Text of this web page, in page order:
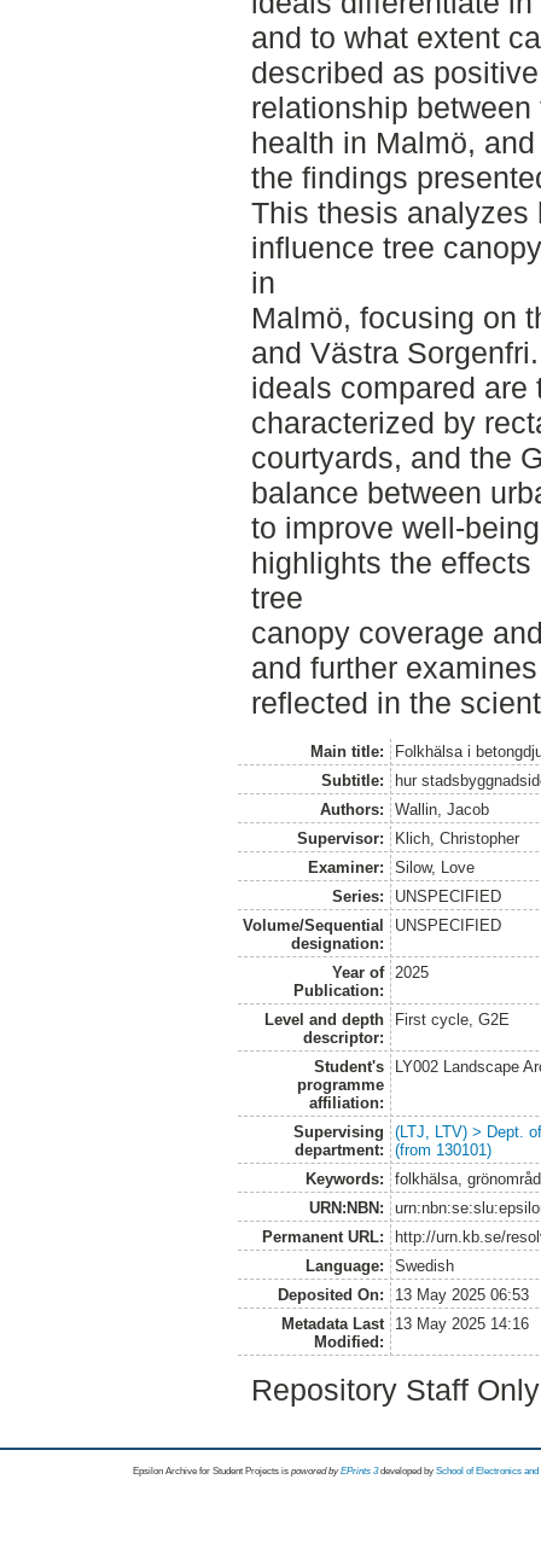
and to what extent
described as
relationship
health in Malmö,
the findings
This thesis analyzes
influence tree
in
Malmö, focusing on
and Västra
ideals compared are
characterized by
courtyards, and the
balance between
to improve well-
highlights the
tree
canopy coverage
and further
reflected in the
Main title:
Folkhälsa i
Subtitle:
hur
Authors:
Wallin, Jacob
Supervisor:
Klich, Christopher
Examiner:
Silow, Love
Series:
UNSPECIFIED
Volume/Sequential
designation:
UNSPECIFIED
Year of
Publication:
2025
Level and depth
descriptor:
First cycle, G2E
Student's
programme
affiliation:
LY002 Landscape
Supervising
department:
(LTJ, LTV) > Dept.
(from 130101)
Keywords:
folkhälsa,
URN:NBN:
Permanent URL:
http://urn.kb.se/
Language:
Swedish
Deposited On:
13 May 2025 06:53
Metadata Last
Modified:
13 May 2025 14:16
Repository Staff
Epsilon Archive for Student Projects is powored byEPrints 3 developed by School of Electronics